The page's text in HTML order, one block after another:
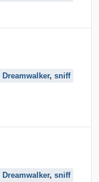
Dreamwalker, sniff
Dreamwalker, sniff